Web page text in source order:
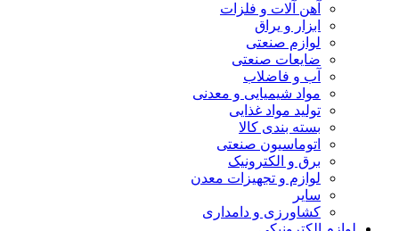
آهن آلات و فلزات
ابزار و یراق
لوازم صنعتی
ضایعات صنعتی
آب و فاضلاب
مواد شیمیایی و معدنی
تولید مواد غذایی
بسته بندی کالا
اتوماسیون صنعتی
برق و الکترونیک
لوازم و تجهیزات معدن
سایر
کشاورزی و دامداری